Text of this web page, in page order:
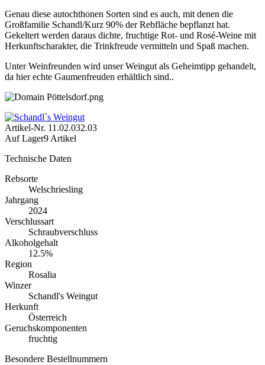
Genau diese autochthonen Sorten sind es auch, mit denen die
Großfamilie Schandl/Kurz 90% der Rebfläche bepflanzt hat.
Gekeltert werden daraus dichte, fruchtige Rot- und Rosé-Weine mit
Herkunftscharakter, die Trinkfreude vermitteln und Spaß machen.
Unter Weinfreunden wird unser Weingut als Geheimtipp gehandelt,
da hier echte Gaumenfreuden erhältlich sind..
Artikel-Nr. 11.02.032.03
Auf Lager9 Artikel
Technische Daten
Rebsorte
Welschriesling
Jahrgang
2024
Verschlussart
Schraubverschluss
Alkoholgehalt
12.5%
Region
Rosalia
Winzer
Schandl's Weingut
Herkunft
Österreich
Geruchskomponenten
fruchtig
Besondere Bestellnummern